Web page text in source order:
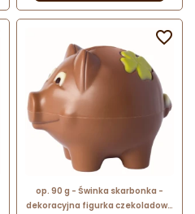
op. 90 g - Świnka skarbonka -
dekoracyjna figurka czekoladowa
